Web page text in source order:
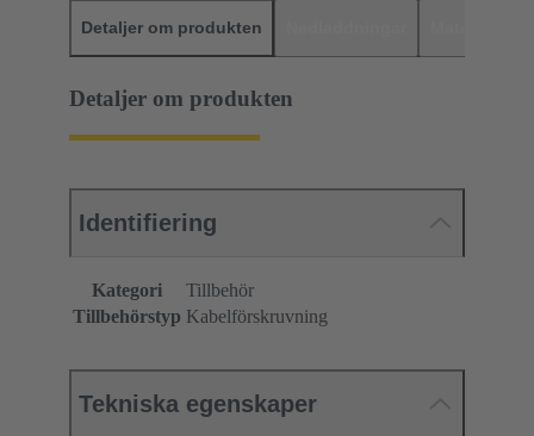
Detaljer om produkten
Detaljer om produkten
Identifiering
Kategori
Tillbehör
Tillbehörstyp Kabelförskruvning
Tekniska egenskaper